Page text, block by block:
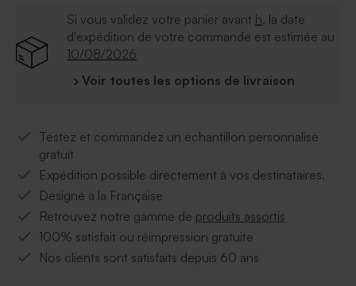
Si vous validez votre panier avant h, la date
d'expédition de votre commande est estimée au
10/08/2026
› Voir toutes les options de livraison
Testez et commandez un échantillon personnalisé
gratuit
Expédition possible directement à vos destinataires.
Désigné à la Française
Retrouvez notre gamme de produits assortis
100% satisfait ou réimpression gratuite
Nos clients sont satisfaits depuis 60 ans